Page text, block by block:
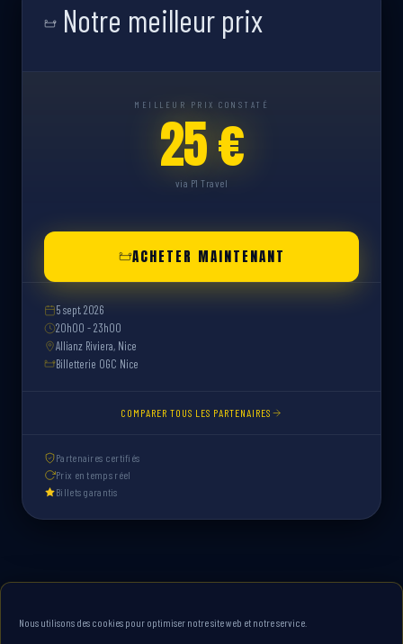
Nous utilisons des cookies pour optimiser notre site web et notre service.
Notre meilleur prix
MEILLEUR PRIX CONSTATÉ
25 €
via P1 Travel
ACHETER MAINTENANT
5 sept. 2026
20h00 - 23h00
Allianz Riviera, Nice
Billetterie OGC Nice
COMPARER TOUS LES PARTENAIRES
Partenaires certifiés
Prix en temps réel
Billets garantis